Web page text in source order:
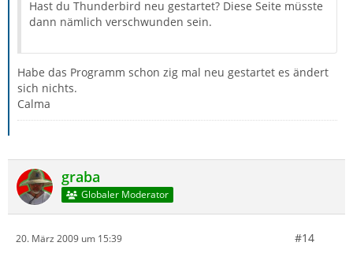
Hast du Thunderbird neu gestartet? Diese Seite müsste
dann nämlich verschwunden sein.
Habe das Programm schon zig mal neu gestartet es ändert
sich nichts.
Calma
graba
Globaler Moderator
20. März 2009 um 15:39 #14